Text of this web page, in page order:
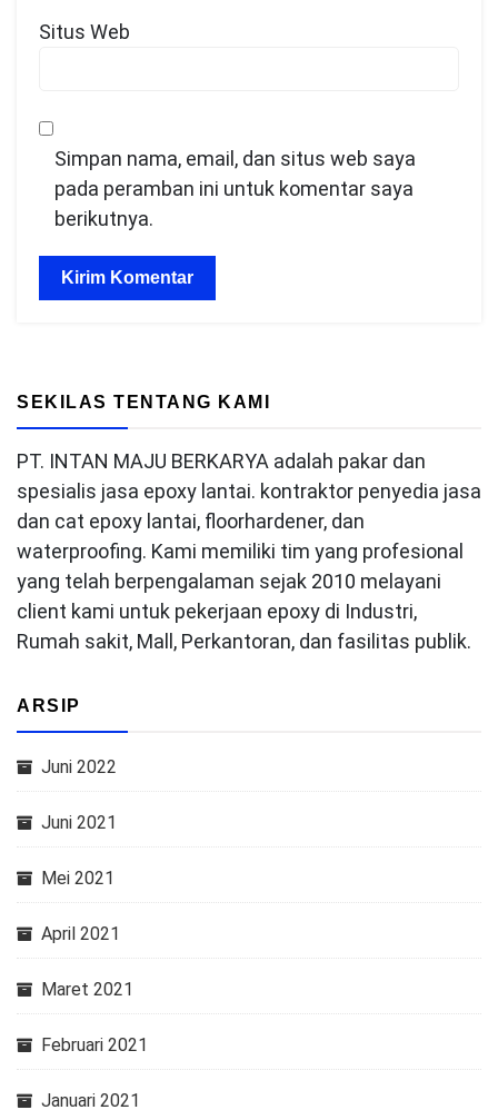
Situs Web
Simpan nama, email, dan situs web saya
pada peramban ini untuk komentar saya
berikutnya.
SEKILAS TENTANG KAMI
PT. INTAN MAJU BERKARYA adalah pakar dan
spesialis jasa epoxy lantai. kontraktor penyedia jasa
dan cat epoxy lantai, floorhardener, dan
waterproofing. Kami memiliki tim yang profesional
yang telah berpengalaman sejak 2010 melayani
client kami untuk pekerjaan epoxy di Industri,
Rumah sakit, Mall, Perkantoran, dan fasilitas publik.
ARSIP
Juni 2022
Juni 2021
Mei 2021
April 2021
Maret 2021
Februari 2021
Januari 2021